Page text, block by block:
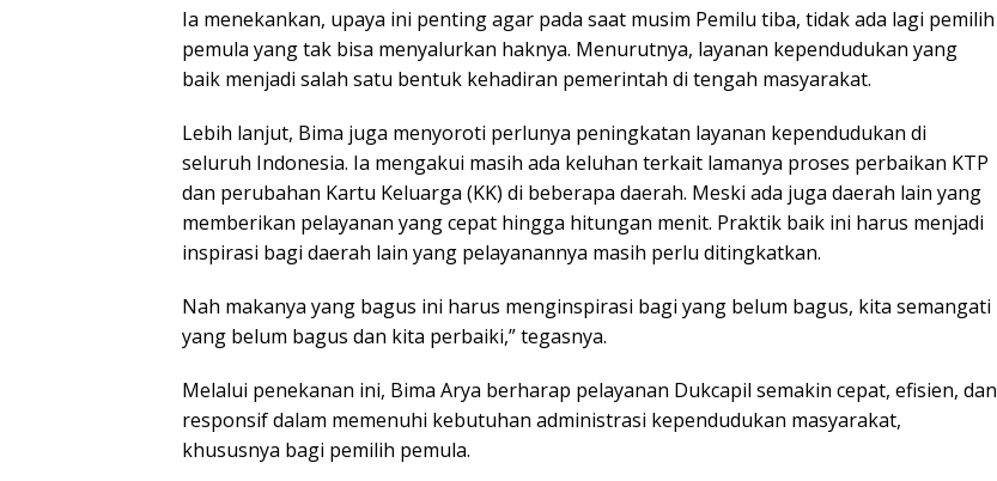
Ia menekankan, upaya ini penting agar pada saat musim Pemilu tiba, tidak ada lagi pemilih
pemula yang tak bisa menyalurkan haknya. Menurutnya, layanan kependudukan yang
baik menjadi salah satu bentuk kehadiran pemerintah di tengah masyarakat.
Lebih lanjut, Bima juga menyoroti perlunya peningkatan layanan kependudukan di
seluruh Indonesia. Ia mengakui masih ada keluhan terkait lamanya proses perbaikan KTP
dan perubahan Kartu Keluarga (KK) di beberapa daerah. Meski ada juga daerah lain yang
memberikan pelayanan yang cepat hingga hitungan menit. Praktik baik ini harus menjadi
inspirasi bagi daerah lain yang pelayanannya masih perlu ditingkatkan.
Nah makanya yang bagus ini harus menginspirasi bagi yang belum bagus, kita semangati
yang belum bagus dan kita perbaiki,” tegasnya.
Melalui penekanan ini, Bima Arya berharap pelayanan Dukcapil semakin cepat, efisien, dan
responsif dalam memenuhi kebutuhan administrasi kependudukan masyarakat,
khususnya bagi pemilih pemula.